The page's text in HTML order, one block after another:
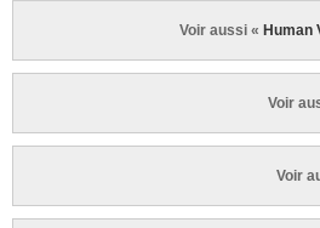
Voir aussi « Human
Voir
Voir